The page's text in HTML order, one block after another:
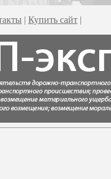
| Купить сайт |